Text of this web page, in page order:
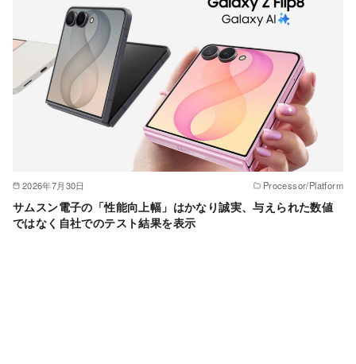
2026年7月30日 Processor/Platform
サムスン電子の「性能向上幅」はかなり誠実、与えられた数値
ではなく自社でのテスト結果を表示